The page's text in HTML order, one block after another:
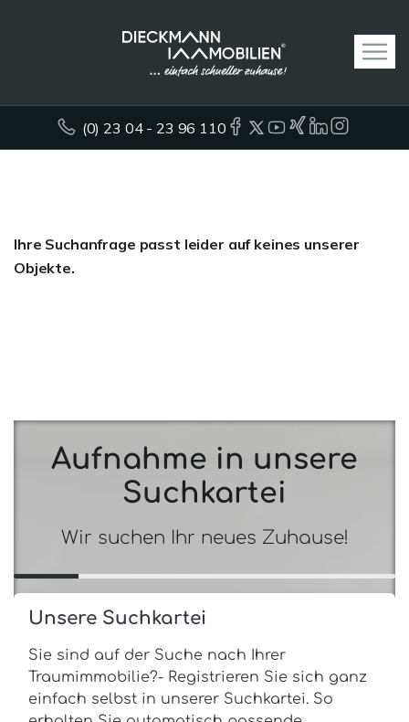
(0) 23 04 - 23 96 110
Ihre Suchanfrage passt leider auf keines unserer
Objekte.